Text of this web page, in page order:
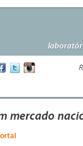
mercado